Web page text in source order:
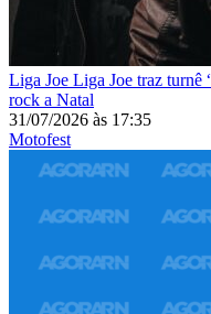
Liga Joe Liga Joe traz turnê
rock a Natal
31/07/2026 às 17:35
Motofest